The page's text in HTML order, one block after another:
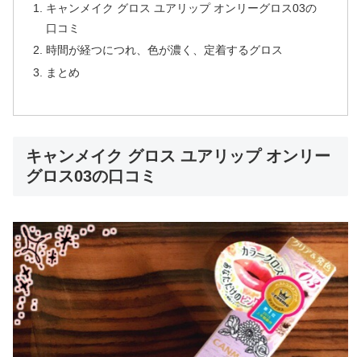
キャンメイク グロス ユアリップ オンリーグロス03の
口コミ
時間が経つにつれ、色が濃く、定着するグロス
まとめ
キャンメイク グロス ユアリップ オンリー
グロス03の口コミ